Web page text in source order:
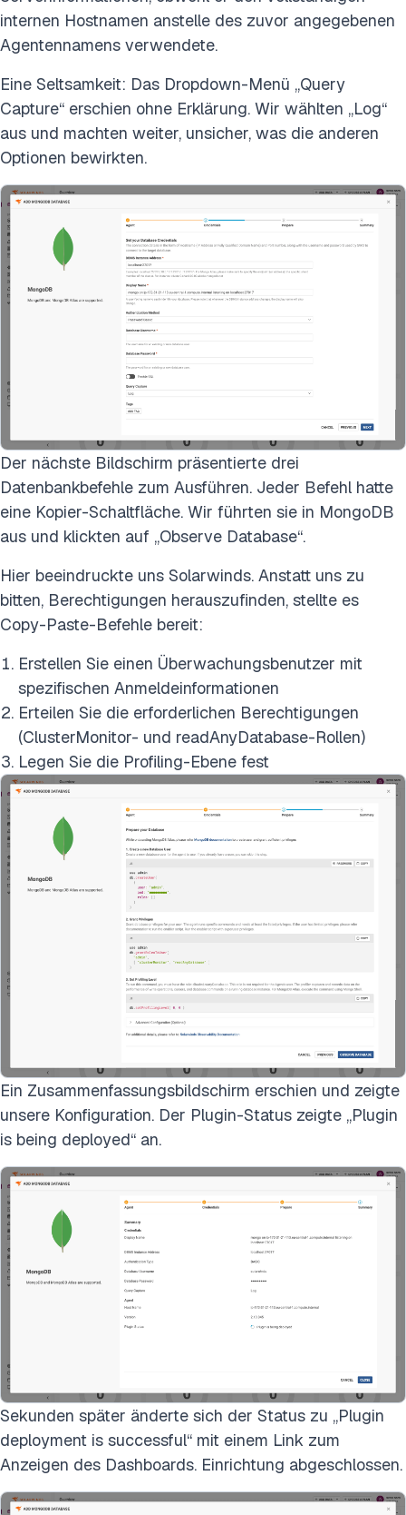
internen Hostnamen anstelle des zuvor angegebenen
Agentennamens verwendete.
Eine Seltsamkeit: Das Dropdown-Menü „Query
Capture“ erschien ohne Erklärung. Wir wählten „Log“
aus und machten weiter, unsicher, was die anderen
Optionen bewirkten.
Der nächste Bildschirm präsentierte drei
Datenbankbefehle zum Ausführen. Jeder Befehl hatte
eine Kopier-Schaltfläche. Wir führten sie in MongoDB
aus und klickten auf „Observe Database“.
Hier beeindruckte uns Solarwinds. Anstatt uns zu
bitten, Berechtigungen herauszufinden, stellte es
Copy-Paste-Befehle bereit:
Erstellen Sie einen Überwachungsbenutzer mit
spezifischen Anmeldeinformationen
Erteilen Sie die erforderlichen Berechtigungen
(ClusterMonitor- und readAnyDatabase-Rollen)
Legen Sie die Profiling-Ebene fest
Ein Zusammenfassungsbildschirm erschien und zeigte
unsere Konfiguration. Der Plugin-Status zeigte „Plugin
is being deployed“ an.
Sekunden später änderte sich der Status zu „Plugin
deployment is successful“ mit einem Link zum
Anzeigen des Dashboards. Einrichtung abgeschlossen.